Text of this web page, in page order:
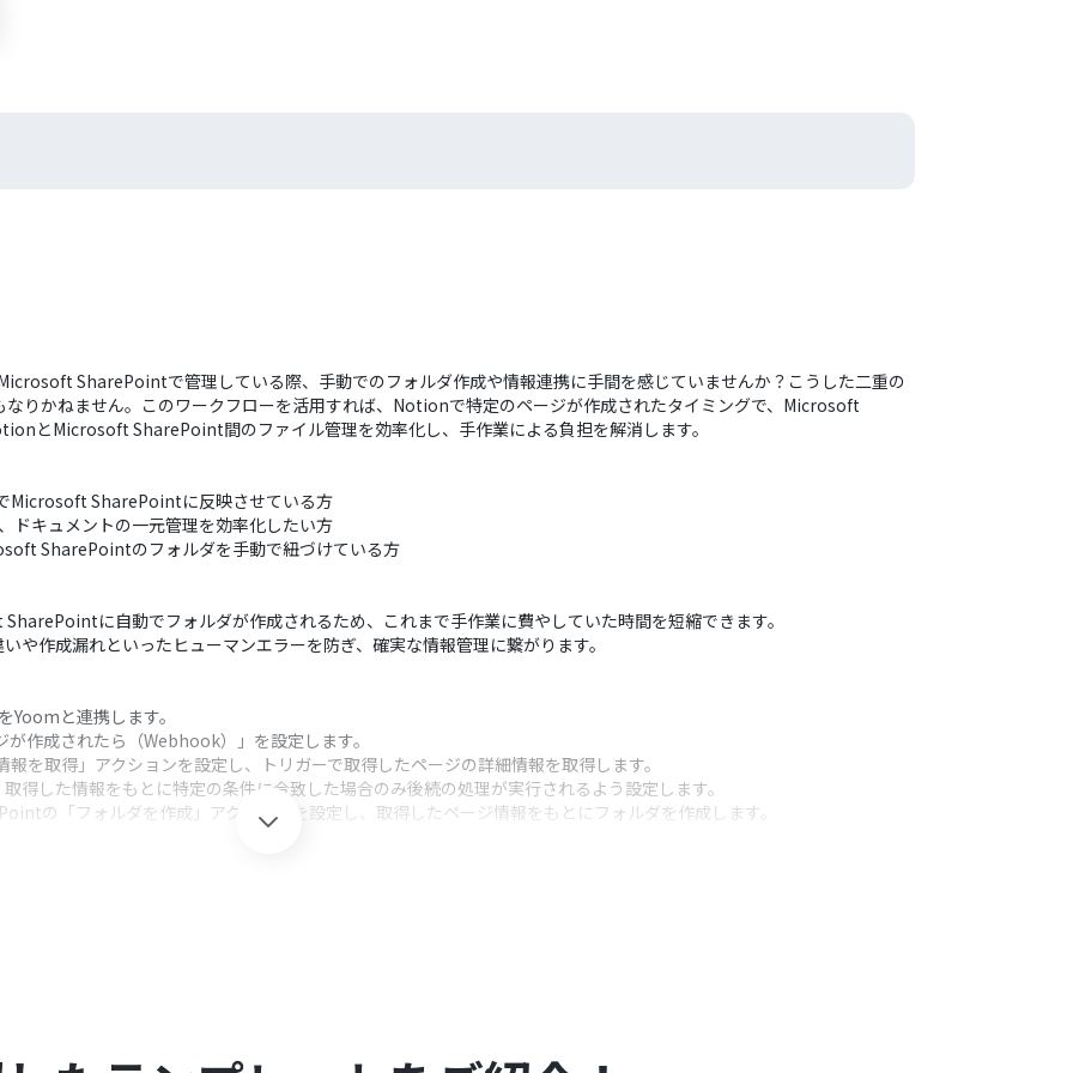
SharePointで管理している際、手動でのフォルダ作成や情報連携に手間を感じていませんか？こうした二重の
りかねません。このワークフローを活用すれば、Notionで特定のページが作成されたタイミングで、Microsoft
とMicrosoft SharePoint間のファイル管理を効率化し、手作業による負担を解消します。
Microsoft SharePointに反映させている方
キュメントの一元管理を効率化したい方
SharePointのフォルダを手動で紐づけている方
に自動でフォルダが作成されるため、これまで手作業に費やしていた時間を短縮できます。
や作成漏れといったヒューマンエラーを防ぎ、確実な情報管理に繋がります。
と連携します。
作成されたら（Webhook）」を設定します。
を取得」アクションを設定し、トリガーで取得したページの詳細情報を取得します。
得した情報をもとに特定の条件に合致した場合のみ後続の処理が実行されるよう設定します。
の「フォルダを作成」アクションを設定し、取得したページ情報をもとにフォルダを作成します。